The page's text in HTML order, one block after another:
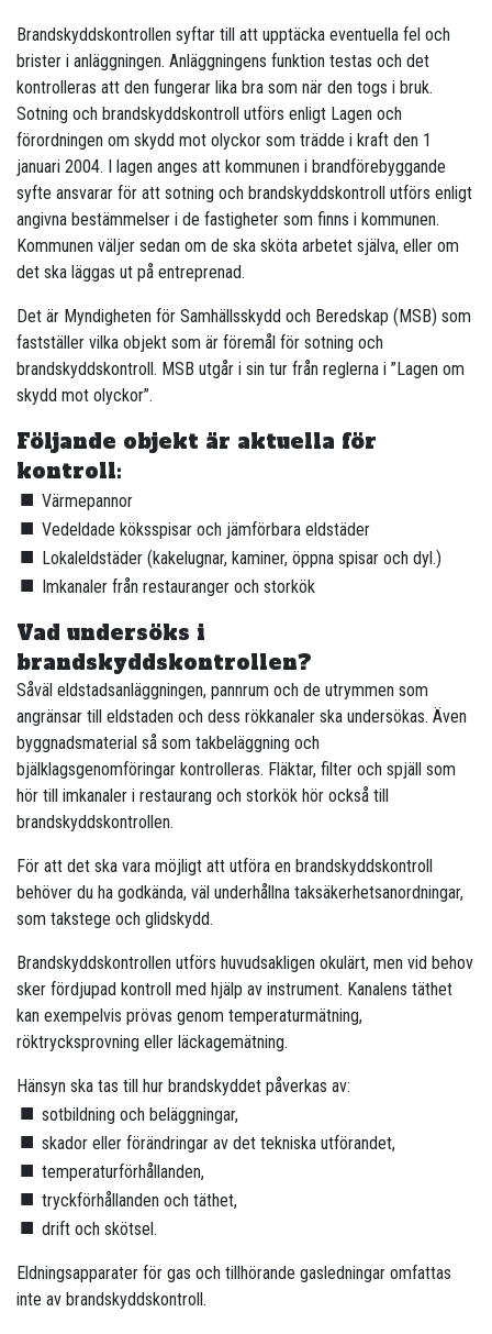
Brandskyddskontrollen syftar till att upptäcka eventuella fel och
brister i anläggningen. Anläggningens funktion testas och det
kontrolleras att den fungerar lika bra som när den togs i bruk.
Sotning och brandskyddskontroll utförs enligt Lagen och
förordningen om skydd mot olyckor som trädde i kraft den 1
januari 2004. I lagen anges att kommunen i brandförebyggande
syfte ansvarar för att sotning och brandskyddskontroll utförs enligt
angivna bestämmelser i de fastigheter som finns i kommunen.
Kommunen väljer sedan om de ska sköta arbetet själva, eller om
det ska läggas ut på entreprenad.
Det är Myndigheten för Samhällsskydd och Beredskap (MSB) som
fastställer vilka objekt som är föremål för sotning och
brandskyddskontroll. MSB utgår i sin tur från reglerna i ”Lagen om
skydd mot olyckor”.
Följande objekt är aktuella för
kontroll:
Värmepannor
Vedeldade köksspisar och jämförbara eldstäder
Lokaleldstäder (kakelugnar, kaminer, öppna spisar och dyl.)
Imkanaler från restauranger och storkök
Vad undersöks i
brandskyddskontrollen?
Såväl eldstadsanläggningen, pannrum och de utrymmen som
angränsar till eldstaden och dess rökkanaler ska undersökas. Även
byggnadsmaterial så som takbeläggning och
bjälklagsgenomföringar kontrolleras. Fläktar, filter och spjäll som
hör till imkanaler i restaurang och storkök hör också till
brandskyddskontrollen.
För att det ska vara möjligt att utföra en brandskyddskontroll
behöver du ha godkända, väl underhållna taksäkerhetsanordningar,
som takstege och glidskydd.
Brandskyddskontrollen utförs huvudsakligen okulärt, men vid behov
sker fördjupad kontroll med hjälp av instrument. Kanalens täthet
kan exempelvis prövas genom temperaturmätning,
röktrycksprovning eller läckagemätning.
Hänsyn ska tas till hur brandskyddet påverkas av:
sotbildning och beläggningar,
skador eller förändringar av det tekniska utförandet,
temperaturförhållanden,
tryckförhållanden och täthet,
drift och skötsel.
Eldningsapparater för gas och tillhörande gasledningar omfattas
inte av brandskyddskontroll.